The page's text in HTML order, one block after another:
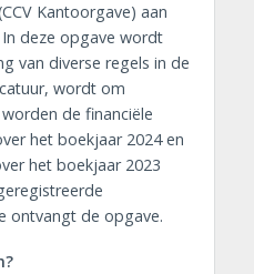
Kantoorgave) aan
deze opgave wordt
van diverse regels in de
wordt om
de financiële
het boekjaar 2024 en
het boekjaar 2023
ontvangt de opgave.